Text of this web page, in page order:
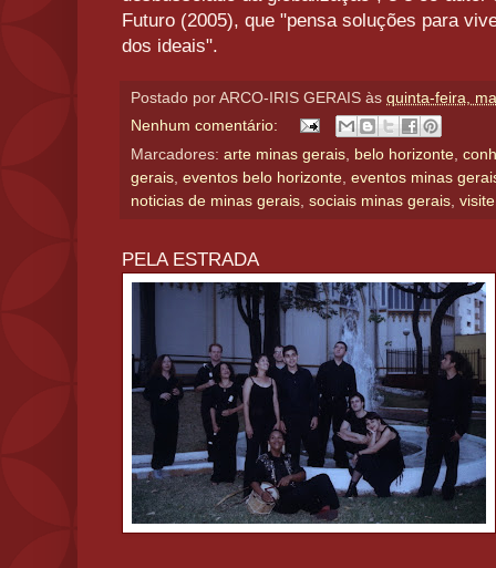
Futuro (2005), que "pensa soluções para
dos ideais".
Postado por ARCO-IRIS GERAIS às quinta-feira,
Nenhum comentário:
Marcadores: arte minas gerais, belo horizonte,
gerais, eventos belo horizonte, eventos minas
noticias de minas gerais, sociais minas gerais,
PELA ESTRADA